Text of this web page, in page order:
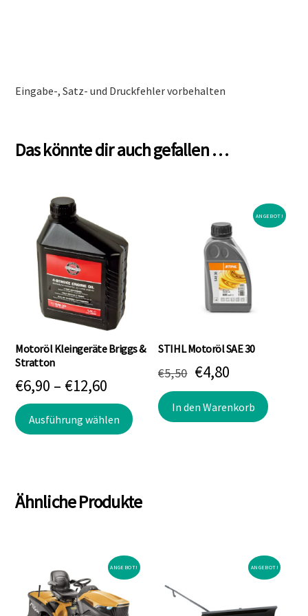
Eingabe-, Satz- und Druckfehler vorbehalten
Das könnte dir auch gefallen …
Motoröl Kleingeräte Briggs &
Stratton
€6,90 – €12,60 Preisspanne:
€6,90
bis
Ausführung wählen
Dieses
Produkt
auf.
können
auf
ANGEBOT!
STIHL Motoröl SAE 30
€5,50 Ursprünglicher
Preis
war:
€4,80Aktueller
Preis
ist:
In den Warenkorb
Ähnliche Produkte
ANGEBOT! ANGEBOT!